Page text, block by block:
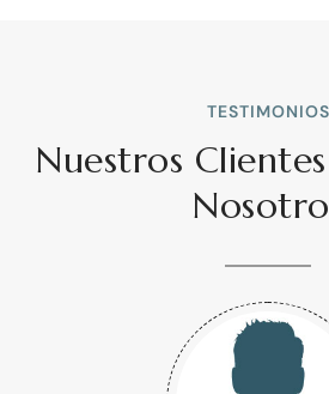
TESTIMONIOS
Nuestros